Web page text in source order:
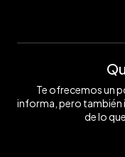
Te ofrecemos un
informa, pero también
de lo